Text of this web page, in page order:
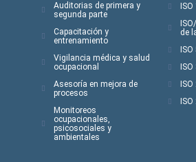
Auditorias de primera y
segunda parte
Capacitación y
entrenamiento
Vigilancia médica y salud
ocupacional
Asesoría en mejora de
procesos
Monitoreos
ocupacionales,
psicosociales y
ambientales
de